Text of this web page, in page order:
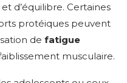
d’équilibre. Certaines
protéiques peuvent
de fatigue
musculaire.